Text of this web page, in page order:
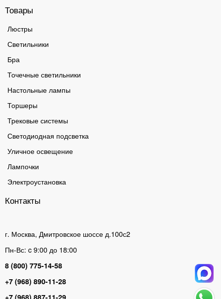
Товары
Люстры
Светильники
Бра
Точечные светильники
Настольные лампы
Торшеры
Трековые системы
Светодиодная подсветка
Уличное освещение
Лампочки
Электроустановка
Контакты
г. Москва, Дмитровское шоссе д.100с2
Пн-Вс: c 9:00 до 18:00
8 (800) 775-14-58
+7 (968) 890-11-28